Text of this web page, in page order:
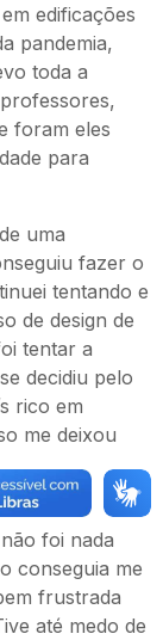
edificações
pandemia,
toda a
foram eles
para
uma
fazer o
tentando e
de design de
tentar a
decidiu pelo
rico em
me deixou
foi nada
conseguia me
frustrada
até medo de